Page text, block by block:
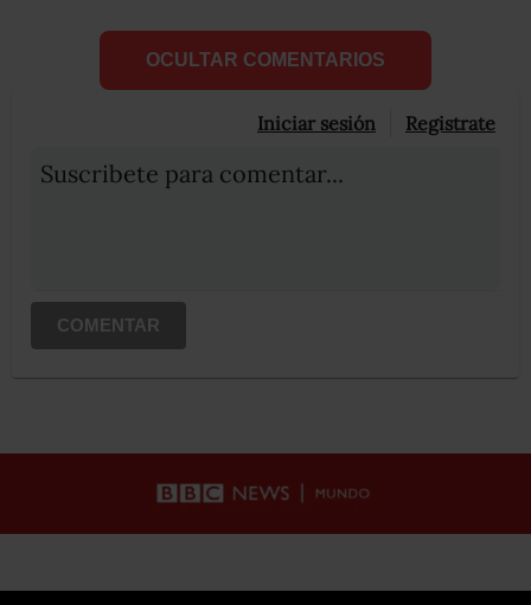
OCULTAR COMENTARIOS
Iniciar sesión Registrate
Suscribete para comentar...
COMENTAR